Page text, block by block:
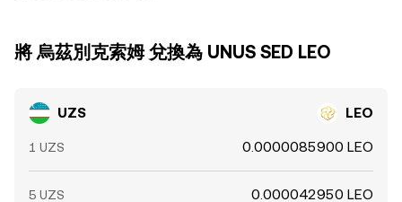
將 烏茲別克索姆 兌換為 UNUS SED LEO
UZS LEO
1 UZS 0.0000085900 LEO
5 UZS 0.000042950 LEO